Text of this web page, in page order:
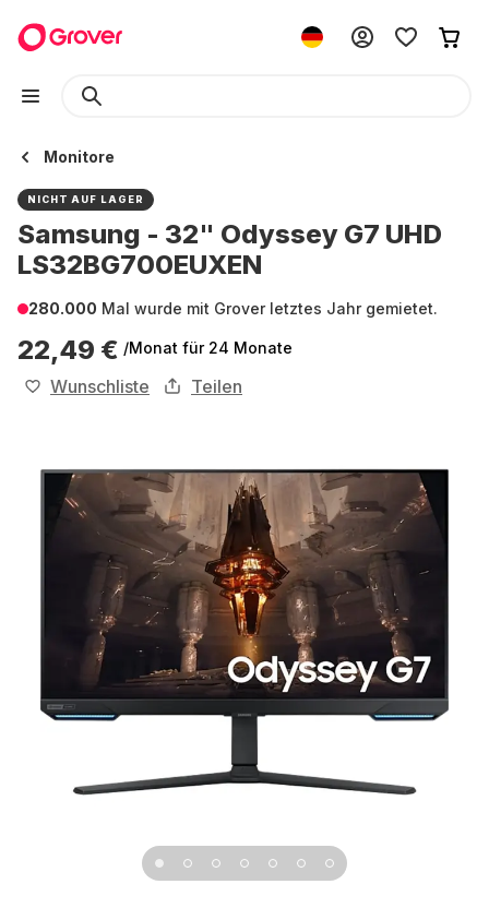
Monitore
NICHT AUF LAGER
Samsung - 32" Odyssey G7 UHD
LS32BG700EUXEN
280.000 Mal wurde mit Grover letztes Jahr gemietet.
22,49 € /Monat für 24 Monate
Wunschliste Teilen